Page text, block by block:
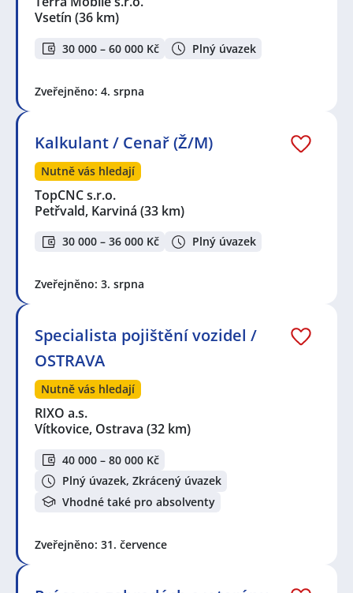
Vsetín (36 km)
30 000 – 60 000 Kč Plný úvazek
Zveřejněno: 4. srpna
Kalkulant / Cenař (Ž/M)
Nutně vás hledají
TopCNC s.r.o.
Petřvald, Karviná (33 km)
30 000 – 36 000 Kč Plný úvazek
Zveřejněno: 3. srpna
Specialista pojištění vozidel /
OSTRAVA
Nutně vás hledají
RIXO a.s.
Vítkovice, Ostrava (32 km)
40 000 – 80 000 Kč
Plný úvazek, Zkrácený úvazek
Vhodné také pro absolventy
Zveřejněno: 31. července